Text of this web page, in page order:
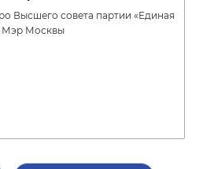
Высшего совета партии «Единая
Мэр Москвы